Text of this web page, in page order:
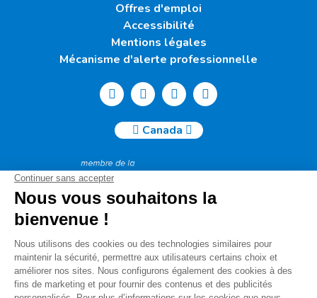
Offres d'emploi
Accessibilité
Mentions légales
Mécanisme d'alerte professionnelle
Canada
Humanité & Inclusion Canada | 50, Sainte-Catherine Ouest -
Suite 500b | H2X 3V4 Montréal
info@canada.hi.org
Tél. : (514) 908-2813